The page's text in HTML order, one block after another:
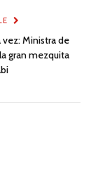
vez: Ministra de
gran mezquita